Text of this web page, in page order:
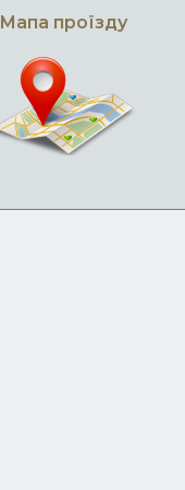
Мапа проїзду